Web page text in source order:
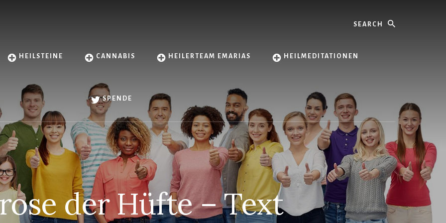
HEILSTEINE CANNABIS HEILERTEAM EMARIAS HEILMEDITATIONEN
SPENDE
der Hüfte – Text